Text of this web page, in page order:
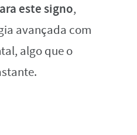
este signo,
avançada com
algo que o